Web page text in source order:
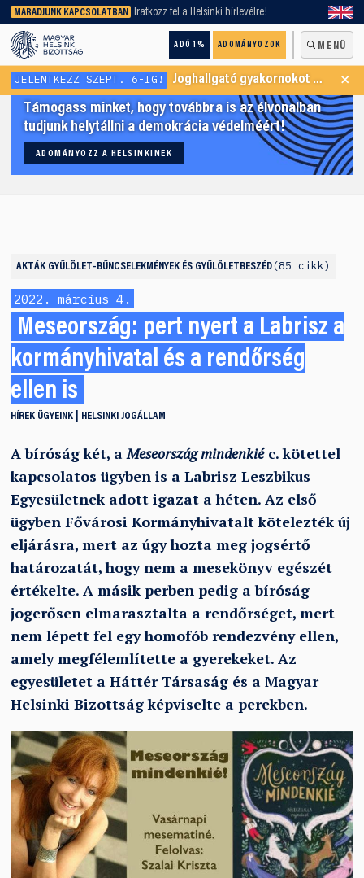
MARADJUNK KAPCSOLATBAN Iratkozz fel a Helsinki hírlevélre!
ADÓ 1% ADOMÁNYOZOK MENÜ
keresőnket!
JELENTKEZZ SZEPT. 6-IG! Joghallgató gyakornokot keresünk Menekültügyi Programunkba ×
Támogass minket, hogy továbbra is az élvonalban
tudjunk helytállni a demokrácia védelméért!
ADOMÁNYOZZ A HELSINKINEK
AKTÁK GYŰLÖLET-BŰNCSELEKMÉNYEK ÉS GYŰLÖLETBESZÉD 85 cikk
2022. március 4.
Meseország: pert nyert a Labrisz a
kormányhivatal és a rendőrség
ellen is
HÍREK ÜGYEINK HELSINKI JOGÁLLAM
A bíróság két, aMeseország mindenkiéc. kötettel
kapcsolatos ügyben is a Labrisz Leszbikus
Egyesületnek adott igazat a héten. Az első
ügyben Fővárosi Kormányhivatalt kötelezték új
eljárásra, mert az úgy hozta meg jogsértő
határozatát, hogy nem a mesekönyv egészét
értékelte. A másik perben pedig a bíróság
jogerősen elmarasztalta a rendőrséget, mert
nem lépett fel egy homofób rendezvény ellen,
amely megfélemlítette a gyerekeket. Az
egyesületet a Háttér Társaság és a Magyar
Helsinki Bizottság képviselte a perekben.